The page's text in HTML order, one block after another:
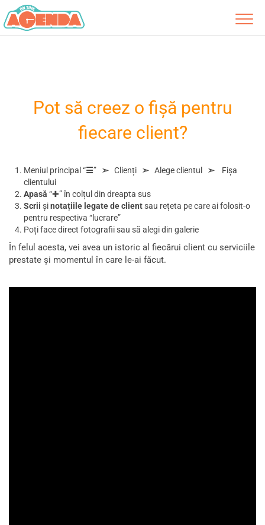
Pot să creez o fișă pentru
fiecare client?
Meniul principal “☰” ➣ Clienți ➣ Alege clientul ➣
Fișa
clientului
Apasă “✚” în colțul din dreapta sus
Scrii șinotațiile legatedeclientsau rețeta pe care ai folosit-o
pentru respectiva “lucrare”
Poți face direct fotografii sau să alegi din galerie
În felul acesta, vei avea un istoric al fiecărui client cu serviciile
prestate și momentul în care le-ai făcut.